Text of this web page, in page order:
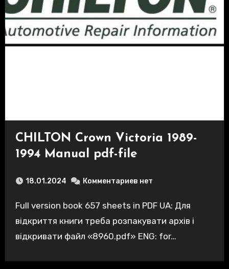
CHILTON Crown Victoria 1989-
1994 Manual pdf-file
18.01.2024 Комментариев нет
Full version book 657 sheets in PDF UA: Для
відкриття книги треба розпакувати архів і
відкривати файл «8960.pdf» ENG: for…